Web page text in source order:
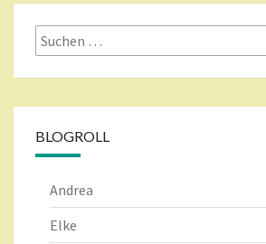
Suche
nach:
BLOGROLL
Andrea
Elke